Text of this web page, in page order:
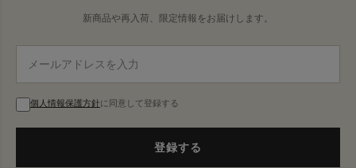
新商品や再入荷、限定情報をお届けします。
個人情報保護方針に同意して登録する
登録する